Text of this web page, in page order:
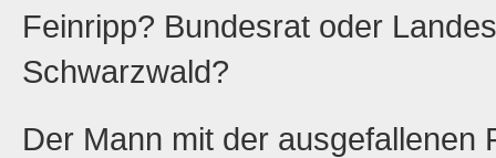
Feinripp? Bundesrat oder
Schwarzwald?
Der Mann mit der ausgefallenen